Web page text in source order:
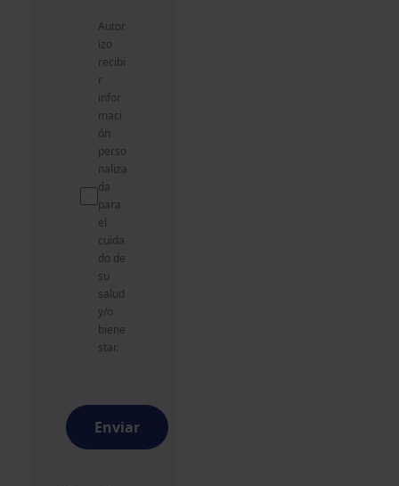
Autor
izo
recibi
r
infor
maci
ón
perso
naliza
da
para
el
cuida
do de
su
salud
y/o
biene
star.
Enviar